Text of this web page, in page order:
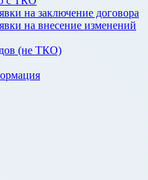
на заключение договора
на внесение изменений
(не ТКО)